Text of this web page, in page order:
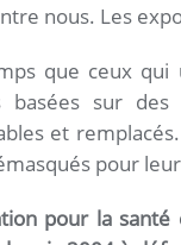
nous. Les
que ceux qui
basées sur
et
pour
pour la